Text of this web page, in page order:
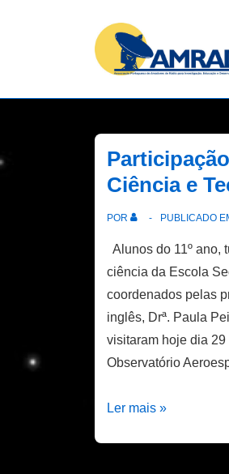
Content
Ciência e
POR PUBLICADO
Alunos do 11º ano,
ciência da Escola
coordenados pelas
inglês, Drª. Paula
visitaram hoje dia
Observatório
Participação
Ler mais »